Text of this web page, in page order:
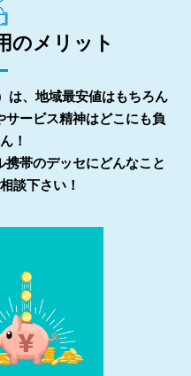
のメリット
は、地域最安値はもちろん
ービス精神はどこにも負
！
帯のデッセにどんなこと
談下さい！